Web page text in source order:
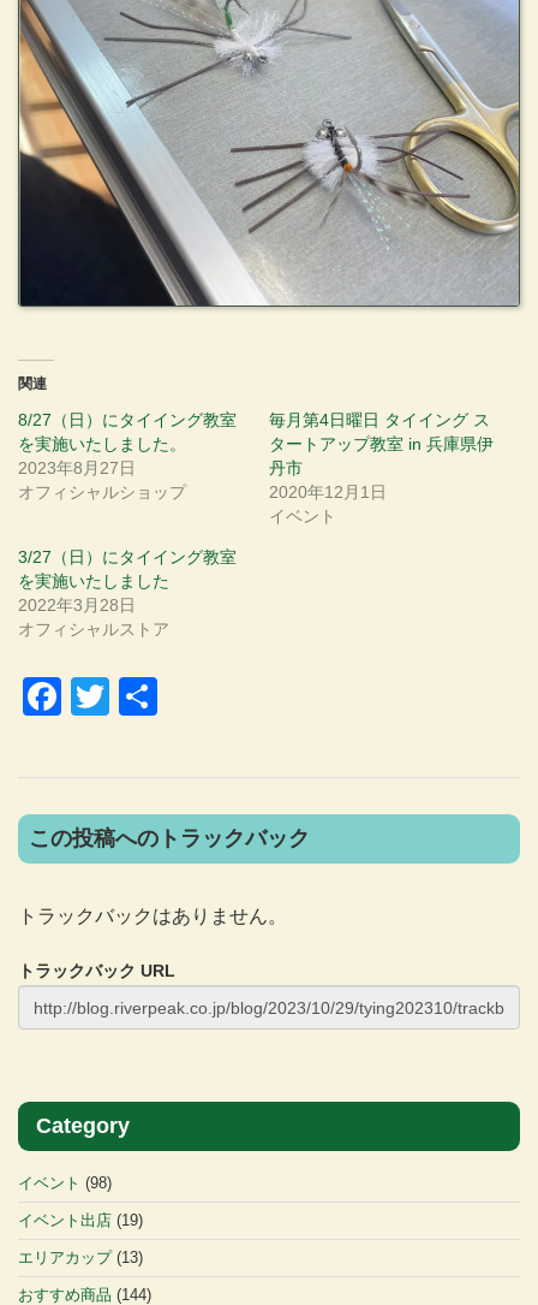
関連
8/27（日）にタイイング教室
を実施いたしました。
2023年8月27日
オフィシャルショップ
毎月第4日曜日 タイイング ス
タートアップ教室 in 兵庫県伊
丹市
2020年12月1日
イベント
3/27（日）にタイイング教室
を実施いたしました
2022年3月28日
オフィシャルストア
Facebook
Twitter
この投稿へのトラックバック
トラックバックはありません。
トラックバック URL
Category
イベント (98)
イベント出店 (19)
エリアカップ(13)
おすすめ商品 (144)